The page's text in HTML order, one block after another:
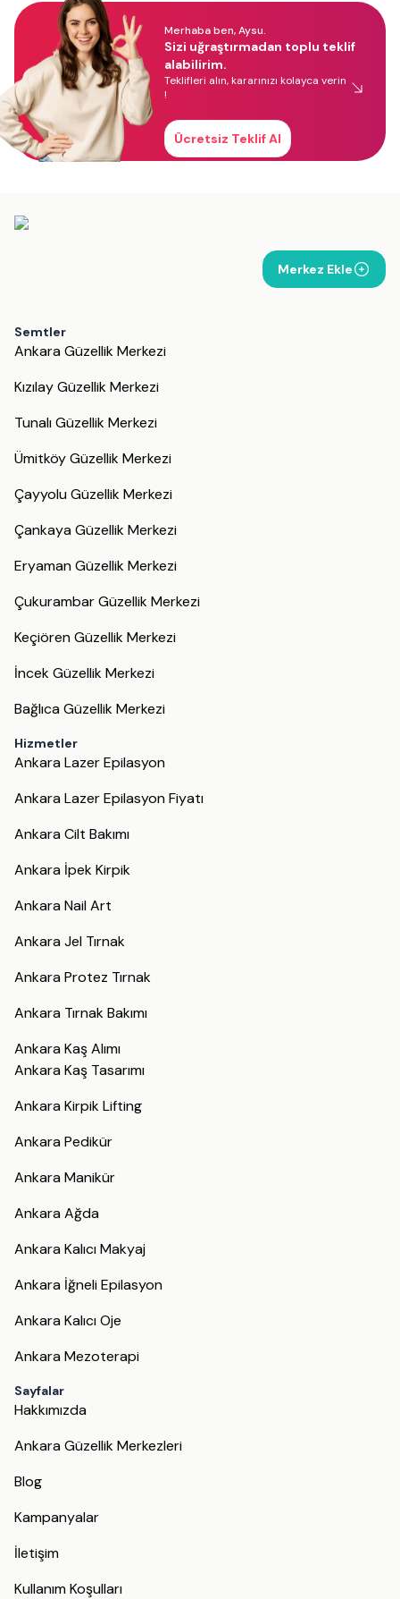
Merhaba ben, Aysu.
Sizi uğraştırmadan toplu teklif
alabilirim.
Teklifleri alın, kararınızı kolayca verin
!
Ücretsiz Teklif Al
Merkez Ekle
Semtler
Ankara Güzellik Merkezi
Kızılay Güzellik Merkezi
Tunalı Güzellik Merkezi
Ümitköy Güzellik Merkezi
Çayyolu Güzellik Merkezi
Çankaya Güzellik Merkezi
Eryaman Güzellik Merkezi
Çukurambar Güzellik Merkezi
Keçiören Güzellik Merkezi
İncek Güzellik Merkezi
Bağlıca Güzellik Merkezi
Hizmetler
Ankara Lazer Epilasyon
Ankara Lazer Epilasyon Fiyatı
Ankara Cilt Bakımı
Ankara İpek Kirpik
Ankara Nail Art
Ankara Jel Tırnak
Ankara Protez Tırnak
Ankara Tırnak Bakımı
Ankara Kaş Alımı
Ankara Kaş Tasarımı
Ankara Kirpik Lifting
Ankara Pedikür
Ankara Manikür
Ankara Ağda
Ankara Kalıcı Makyaj
Ankara İğneli Epilasyon
Ankara Kalıcı Oje
Ankara Mezoterapi
Sayfalar
Hakkımızda
Ankara Güzellik Merkezleri
Blog
Kampanyalar
İletişim
Kullanım Koşulları